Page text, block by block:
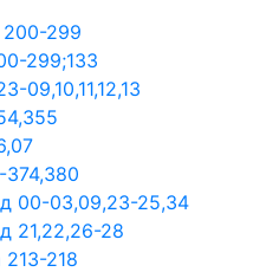
200-299
299;133
09,10,11,12,13
00-03,09,23-25,34
21,22,26-28
218